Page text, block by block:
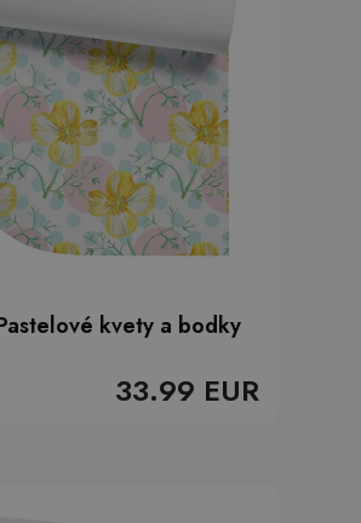
kvety a bodky
33.99 EUR